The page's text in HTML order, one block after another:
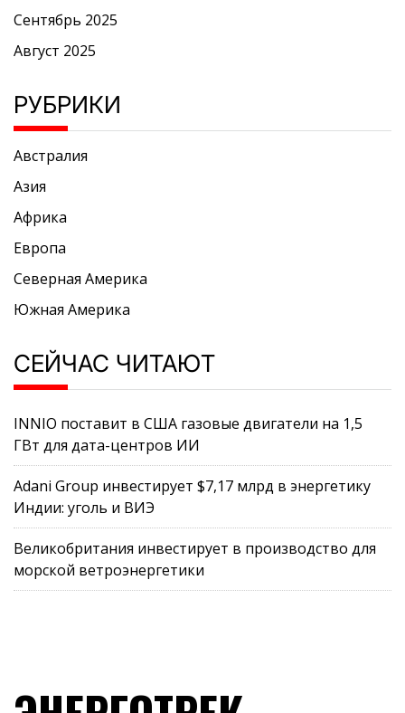
Сентябрь 2025
Август 2025
РУБРИКИ
Австралия
Азия
Африка
Европа
Северная Америка
Южная Америка
СЕЙЧАС ЧИТАЮТ
INNIO поставит в США газовые двигатели на 1,5
ГВт для дата-центров ИИ
Adani Group инвестирует $7,17 млрд в энергетику
Индии: уголь и ВИЭ
Великобритания инвестирует в производство для
морской ветроэнергетики